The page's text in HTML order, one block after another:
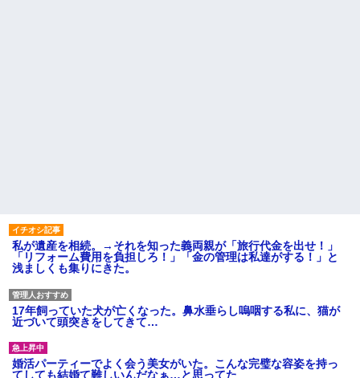
私が遺産を相続。→それを知った義両親が「旅行代金を出せ！」
「リフォーム費用を負担しろ！」「金の管理は私達がする！」と
浅ましくも集りにきた。
17年飼っていた犬が亡くなった。鼻水垂らし嗚咽する私に、猫が
近づいて頭突きをしてきて…
婚活パーティーでよく会う美女がいた。こんな完璧な容姿を持っ
てしても結婚て難しいんだなぁ…と思ってた